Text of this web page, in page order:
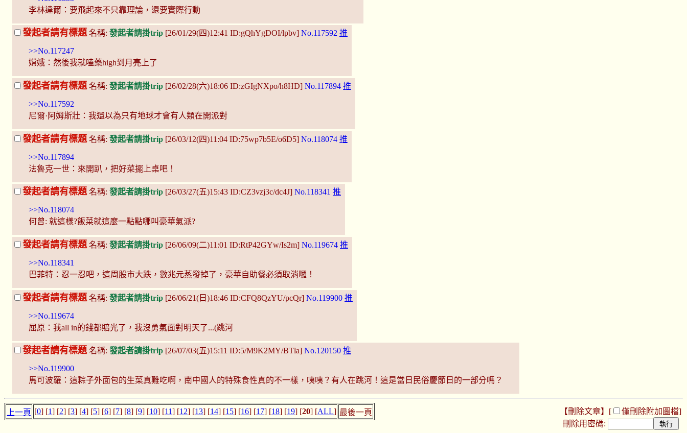
李林達爾：要飛起來不只靠理論，還要實際行動
發起者請有標題 名稱: 發起者請掛trip [26/01/29(四)12:41 ID:gQhYgDOI/lpbv] No.117592 推
>>No.117247
嫦娥：然後我就嗑藥high到月亮上了
發起者請有標題 名稱: 發起者請掛trip [26/02/28(六)18:06 ID:zGIgNXpo/h8HD] No.117894 推
>>No.117592
尼爾·阿姆斯壯：我還以為只有地球才會有人類在開派對
發起者請有標題 名稱: 發起者請掛trip [26/03/12(四)11:04 ID:75wp7b5E/o6D5] No.118074 推
>>No.117894
法魯克一世：來開趴，把好菜擺上桌吧！
發起者請有標題名稱: 發起者請掛trip [26/03/27(五)15:43 ID:CZ3vzj3c/dc4J] No.118341 推
>>No.118074
何曾: 就這樣?飯菜就這麼一點點哪叫豪華氣派?
發起者請有標題 名稱: 發起者請掛trip [26/06/09(二)11:01 ID:RtP42GYw/Is2m] No.119674 推
>>No.118341
巴菲特：忍一忍吧，這周股市大跌，數兆元蒸發掉了，豪華自助餐必須取消囉！
發起者請有標題 名稱: 發起者請掛trip [26/06/21(日)18:46 ID:CFQ8QzYU/pcQr] No.119900 推
>>No.119674
屈原：我all in的錢都賠光了，我沒勇氣面對明天了...(跳河
發起者請有標題名稱: 發起者請掛trip [26/07/03(五)15:11 ID:5/M9K2MY/BTla] No.120150 推
>>No.119900
馬可波羅：這粽子外面包的生菜真難吃啊，南中國人的特殊食性真的不一樣，咦咦？有人在跳河！這是當日民俗慶節日的一部分嗎？
【刪除文章】[ 僅刪除附加圖檔]
刪除用密碼:
上一頁 [0] [1] [2] [3] [4] [5] [6] [7] [8] [9] [10] [11] [12] [13] [14] [15] [16] [17] [18] [19] [20] [ALL] 最後一頁